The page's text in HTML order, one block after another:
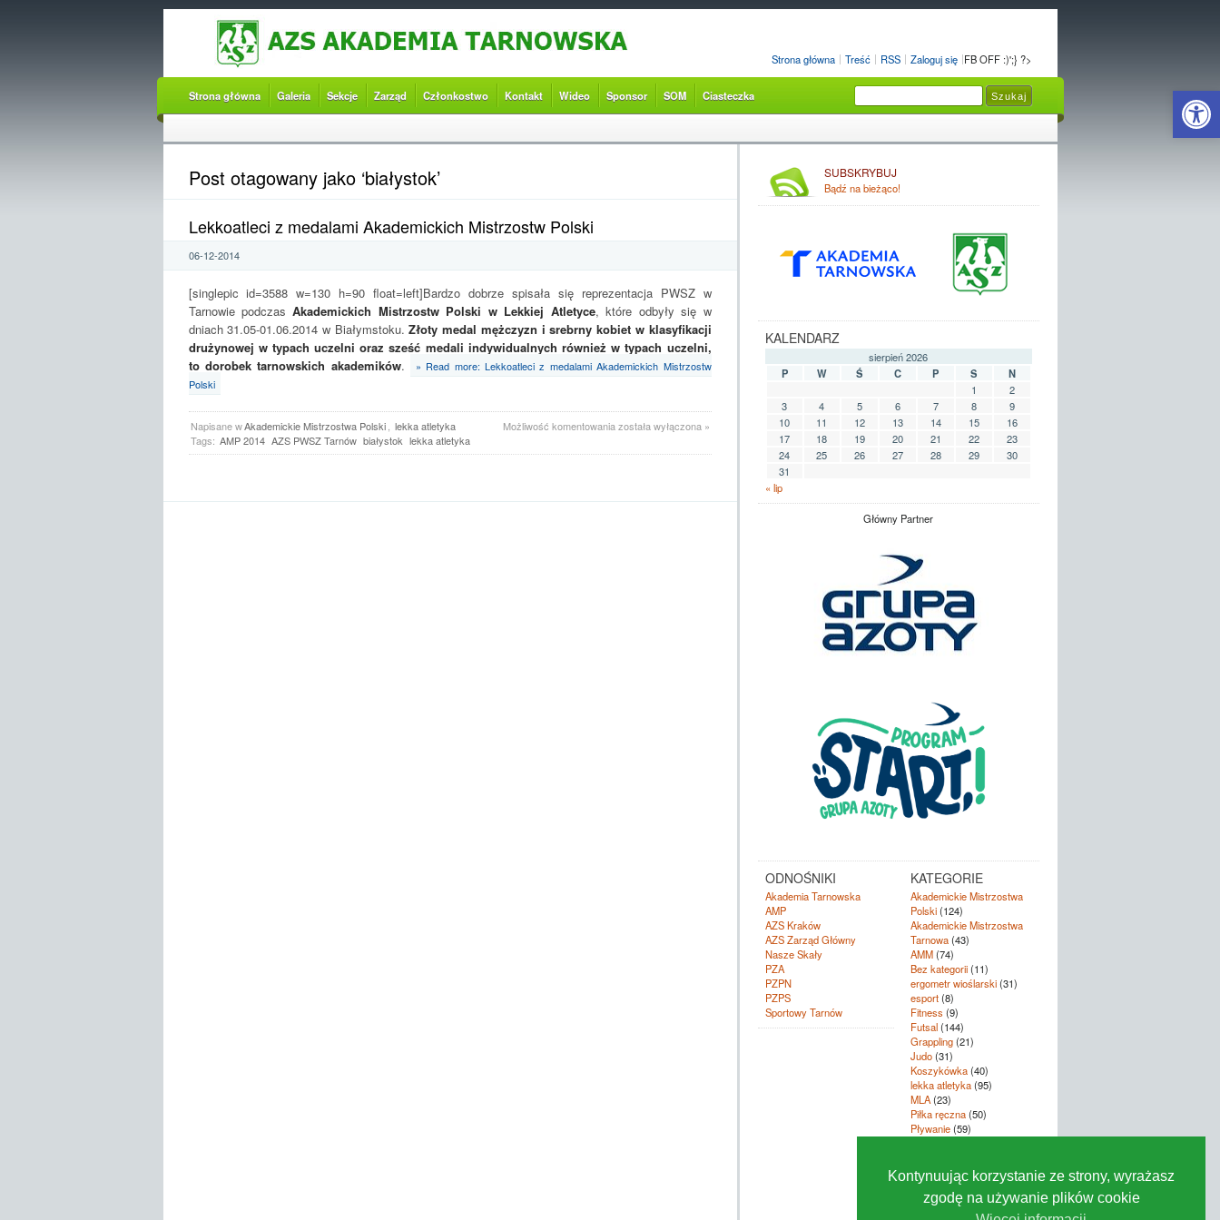
Strona główna Treść RSS Zaloguj się FB OFF :)';} ?>
Strona główna Galeria Sekcje Zarząd Członkostwo Kontakt Wideo Sponsor SOM Ciasteczka
Post otagowany jako ‘białystok’
Lekkoatleci z medalami Akademickich Mistrzostw Polski
06-12-2014
[singlepic id=3588 w=130 h=90 float=left]Bardzo dobrze spisała się reprezentacja PWSZ w
Tarnowie podczasAkademickich Mistrzostw Polski w Lekkiej Atletyce, które odbyły się w
dniach 31.05-01.06.2014 w Białymstoku.Złoty medal mężczyzn i srebrny kobiet w klasyfikacji
drużynowej w typach uczelni oraz sześć medali indywidualnych również w typach uczelni,
to dorobek tarnowskich akademików.
» Read more: Lekkoatleci z medalami Akademickich Mistrzostw
Polski
Możliwość komentowaniaLekkoatleci
medalami
została wyłączona»
Napisane wAkademickie Mistrzostwa Polski
lekka atletyka
Tags: AMP 2014 AZS PWSZ Tarnów białystok lekka atletyka
SUBSKRYBUJ
Bądź na bieżąco!
KALENDARZ
sierpień 2026
P
W Ś C P S
N
1
2
3
4 5 6 7 8
9
10
11 12 13 14 15
16
17
18 19 20 21 22
23
24
25 26 27 28 29
30
31
« lip
Główny Partner
ODNOŚNIKI
Akademia Tarnowska
AMP
AZS Kraków
AZS Zarząd Główny
Nasze Skały
PZA
PZPN
PZPS
Sportowy Tarnów
KATEGORIE
Akademickie Mistrzostwa
Polski(124)
Akademickie Mistrzostwa
Tarnowa(43)
AMM(74)
Bez kategorii(11)
ergometr wioślarski(31)
esport(8)
Fitness (9)
Futsal(144)
Grappling(21)
Judo(31)
Koszykówka(40)
lekka atletyka(95)
MLA(23)
Piłka ręczna(50)
Pływanie(59)
Tenis(8)
trójbój
(11)
Wspinaczka (158)
Kontynuując korzystanie ze strony, wyrażasz
zgodę na używanie plików cookie